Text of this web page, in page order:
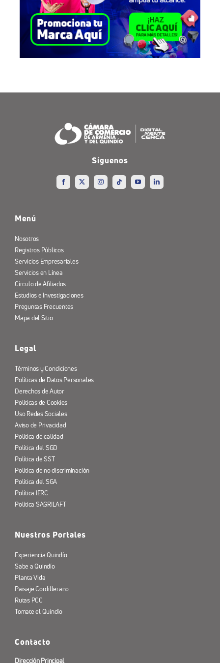
Síguenos
Menú
Nosotros
Registros Públicos
Servicios Empresariales
Servicios en Línea
Círculo de Afiliados
Estudios e Investigaciones
Preguntas Frecuentes
Mapa del Sitio
Legal
Términos y Condiciones
Políticas de Datos Personales
Derechos de Autor
Políticas de Cookies
Uso Redes Sociales
Aviso de Privacidad
Política de calidad
Política del SGD
Política de SST
Política de no discriminación
Política del SGA
Política IERC
Política SAGRILAFT
Nuestros Portales
Experiencia Quindío
Sabe a Quindío
Planta Vida
Paisaje Cordillerano
Rutas PCC
Tomate el Quindío
Contacto
Dirección Principal